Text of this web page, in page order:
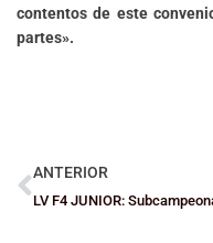
contentos de este
partes».
ANTERIOR